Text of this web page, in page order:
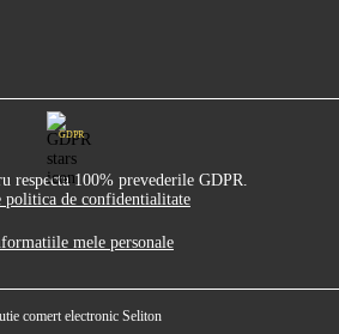
GDPR
respecta 100% prevederile GDPR.
politica de confidentialitate
mele personale
comert electronic Seliton